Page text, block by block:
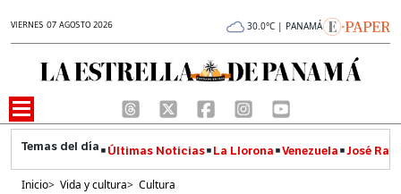
VIERNES 07 AGOSTO 2026 30.0°C | PANAMÁ
Últimas Noticias La Llorona Venezuela José
Inicio> Vida y cultura> Cultura